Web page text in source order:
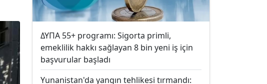
ΔΥΠΑ 55+ programı: Sigorta primli,
emeklilik hakkı sağlayan 8 bin yeni iş için
başvurular başladı
Yunanistan'da yangın tehlikesi tırmandı: